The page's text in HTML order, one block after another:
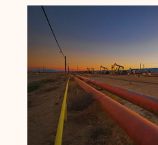
evaluare...